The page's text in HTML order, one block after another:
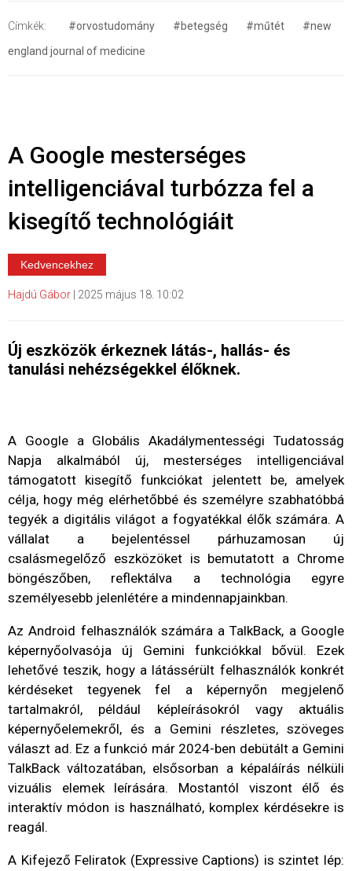
Címkék: #orvostudomány #betegség #műtét
#new
england journal of medicine
A Google mesterséges
intelligenciával turbózza fel a
kisegítő technológiáit
Kedvencekhez
Hajdú Gábor 2025 május 18. 10:02
Új eszközök érkeznek látás-, hallás- és
tanulási nehézségekkel élőknek.
A Google a Globális Akadálymentességi Tudatosság
Napja alkalmából új, mesterséges intelligenciával
támogatott kisegítő funkciókat jelentett be, amelyek
célja, hogy még elérhetőbbé és személyre szabhatóbbá
tegyék a digitális világot a fogyatékkal élők számára. A
vállalat a bejelentéssel párhuzamosan új
csalásmegelőző eszközöket is bemutatott a Chrome
böngészőben, reflektálva a technológia egyre
személyesebb jelenlétére a mindennapjainkban.
Az Android felhasználók számára a TalkBack, a Google
képernyőolvasója új Gemini funkciókkal bővül. Ezek
lehetővé teszik, hogy a látássérült felhasználók konkrét
kérdéseket tegyenek fel a képernyőn megjelenő
tartalmakról, például képleírásokról vagy aktuális
képernyőelemekről, és a Gemini részletes, szöveges
választ ad. Ez a funkció már 2024-ben debütált a Gemini
TalkBack változatában, elsősorban a képaláírás nélküli
vizuális elemek leírására. Mostantól viszont élő és
interaktív módon is használható, komplex kérdésekre is
reagál.
A Kifejező Feliratok (Expressive Captions) is szintet lép: